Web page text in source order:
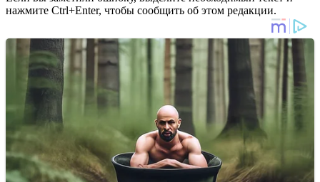
нажмите Ctrl+Enter, чтобы сообщить об этом редакции.